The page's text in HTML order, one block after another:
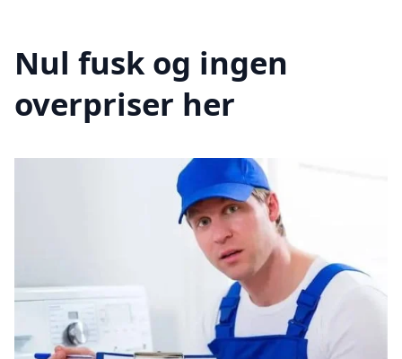
Nul fusk og ingen
overpriser her